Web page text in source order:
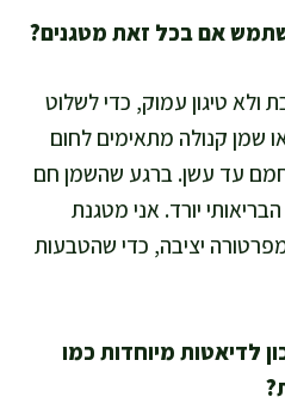
ולא טיגון עמוק, כדי לשלוט
שמן קנולה מתאימים לחום
עד עשן. ברגע שהשמן חם
יורד. אני מטגנת
יציבה, כדי שהטבעות
לדיאטות מיוחדות כמו